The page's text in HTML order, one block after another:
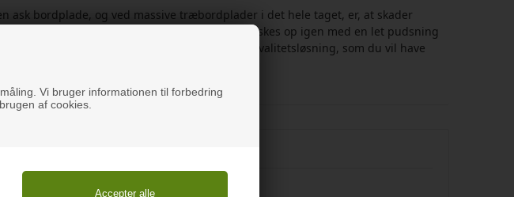
Vi bruger informationen til forbedring
af cookies.
ask bordplade, og ved massive træbordplader i det hele taget, er, at skader
trist-udseende ask bordplader nemt kan friskes op igen med en let pudsning
i ask er derfor et godt valg, hvis du ønsker en kvalitetsløsning, som du vil have